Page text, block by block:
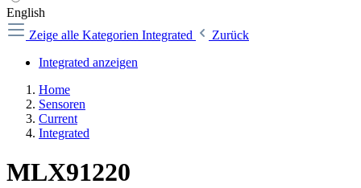
English
Zeige alle Kategorien Integrated
Zurück
Integrated anzeigen
Home
Sensoren
Current
Integrated
MLX91220